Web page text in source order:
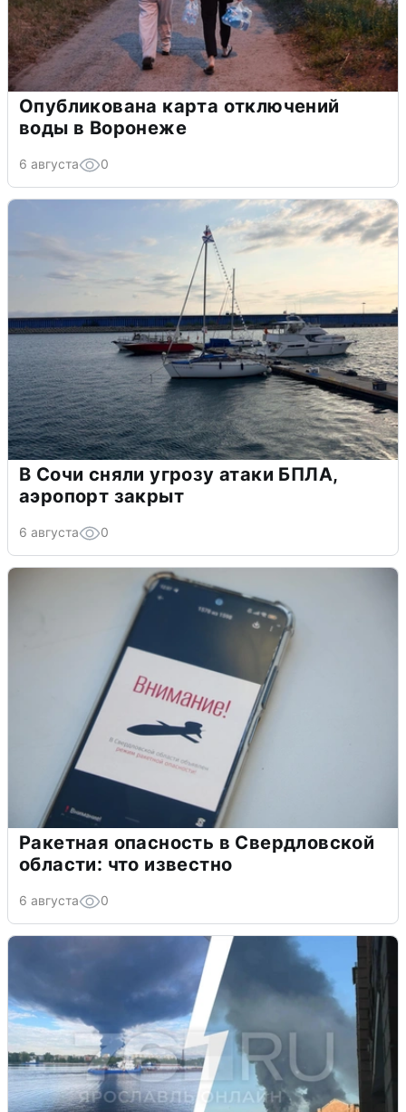
Опубликована карта отключений
воды в Воронеже
6 августа 0
В Сочи сняли угрозу атаки БПЛА,
аэропорт закрыт
6 августа 0
Ракетная опасность в Свердловской
области: что известно
6 августа 0